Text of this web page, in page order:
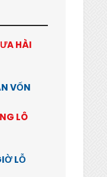
HÀI
VỐN
LÔ
LỖ